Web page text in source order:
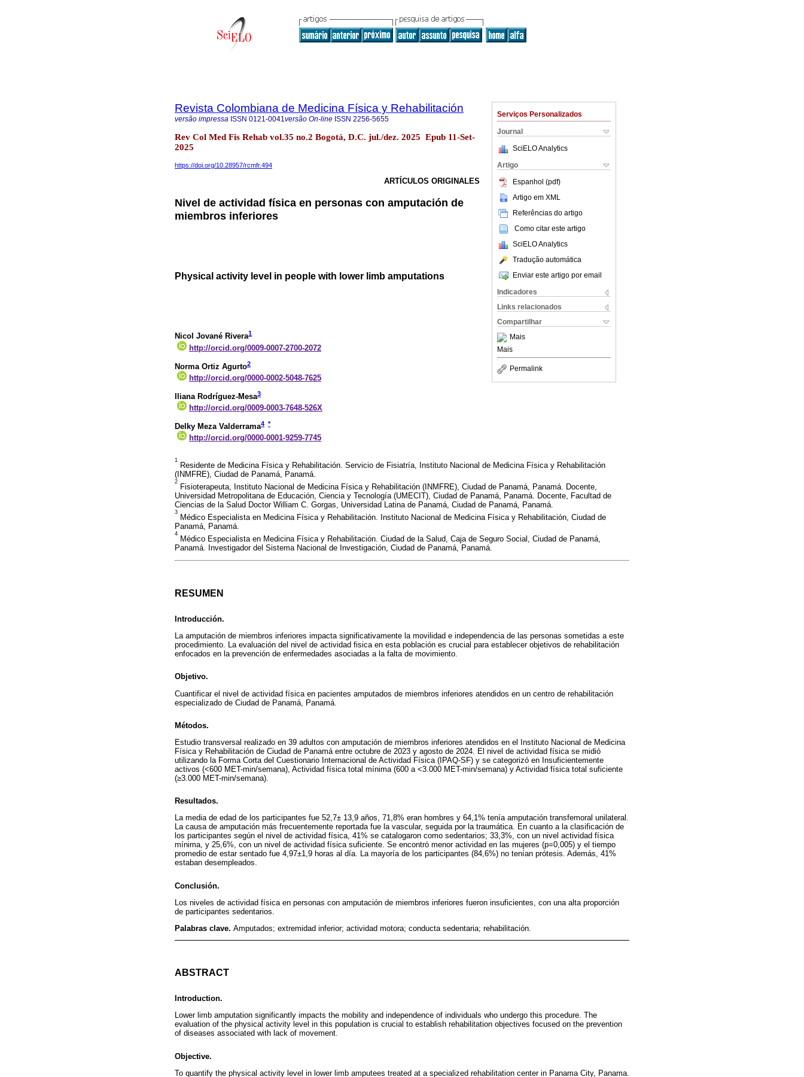
Serviços Personalizados
Journal
SciELO Analytics
Artigo
Espanhol (pdf)
Artigo em XML
Referências do artigo
Como citar este artigo
SciELO Analytics
Tradução automática
Enviar este artigo por email
Indicadores
Links relacionados
Compartilhar
Mais
Mais
Permalink
Revista Colombiana de Medicina Física y Rehabilitación
versão impressa ISSN 0121-0041versão On-line ISSN 2256-5655
Rev Col Med Fis Rehab vol.35 no.2 Bogotá, D.C. jul./dez. 2025 Epub 11-Set-
2025
https://doi.org/10.28957/rcmfr.494
ARTÍCULOS ORIGINALES
Nivel de actividad física en personas con amputación de
miembros inferiores
Physical activity level in people with lower limb amputations
Nicol Jované Rivera1
http://orcid.org/0009-0007-2700-2072
Norma Ortiz Agurto2
http://orcid.org/0000-0002-5048-7625
Iliana Rodríguez-Mesa3
http://orcid.org/0009-0003-7648-526X
Delky Meza Valderrama4 *
http://orcid.org/0000-0001-9259-7745
1
Residente de Medicina Física y Rehabilitación. Servicio de Fisiatría, Instituto Nacional de Medicina Física y Rehabilitación
(INMFRE), Ciudad de Panamá, Panamá.
2
Fisioterapeuta, Instituto Nacional de Medicina Física y Rehabilitación (INMFRE), Ciudad de Panamá, Panamá. Docente,
Universidad Metropolitana de Educación, Ciencia y Tecnología (UMECIT), Ciudad de Panamá, Panamá. Docente, Facultad de
Ciencias de la Salud Doctor William C. Gorgas, Universidad Latina de Panamá, Ciudad de Panamá, Panamá.
3
Médico Especialista en Medicina Física y Rehabilitación. Instituto Nacional de Medicina Física y Rehabilitación, Ciudad de
Panamá, Panamá.
4
Médico Especialista en Medicina Física y Rehabilitación. Ciudad de la Salud, Caja de Seguro Social, Ciudad de Panamá,
Panamá. Investigador del Sistema Nacional de Investigación, Ciudad de Panamá, Panamá.
RESUMEN
Introducción.
La amputación de miembros inferiores impacta significativamente la movilidad e independencia de las personas sometidas a este
procedimiento. La evaluación del nivel de actividad fisica en esta población es crucial para establecer objetivos de rehabilitación
enfocados en la prevención de enfermedades asociadas a la falta de movimiento.
Objetivo.
Cuantificar el nivel de actividad física en pacientes amputados de miembros inferiores atendidos en un centro de rehabilitación
especializado de Ciudad de Panamá, Panamá.
Métodos.
Estudio transversal realizado en 39 adultos con amputación de miembros inferiores atendidos en el Instituto Nacional de Medicina
Física y Rehabilitación de Ciudad de Panamá entre octubre de 2023 y agosto de 2024. El nivel de actividad física se midió
utilizando la Forma Corta del Cuestionario Internacional de Actividad Física (IPAQ-SF) y se categorizó en Insuficientemente
activos (<600 MET-min/semana), Actividad física total mínima (600 a <3.000 MET-min/semana) y Actividad física total suficiente
(≥3.000 MET-min/semana).
Resultados.
La media de edad de los participantes fue 52,7± 13,9 años, 71,8% eran hombres y 64,1% tenía amputación transfemoral unilateral.
La causa de amputación más frecuentemente reportada fue la vascular, seguida por la traumática. En cuanto a la clasificación de
los participantes según el nivel de actividad física, 41% se catalogaron como sedentarios; 33,3%, con un nivel actividad física
mínima, y 25,6%, con un nivel de actividad física suficiente. Se encontró menor actividad en las mujeres (p=0,005) y el tiempo
promedio de estar sentado fue 4,97±1,9 horas al día. La mayoría de los participantes (84,6%) no tenían prótesis. Además, 41%
estaban desempleados.
Conclusión.
Los niveles de actividad física en personas con amputación de miembros inferiores fueron insuficientes, con una alta proporción
de participantes sedentarios.
Palabras clave. Amputados; extremidad inferior; actividad motora; conducta sedentaria; rehabilitación.
ABSTRACT
Introduction.
Lower limb amputation significantly impacts the mobility and independence of individuals who undergo this procedure. The
evaluation of the physical activity level in this population is crucial to establish rehabilitation objectives focused on the prevention
of diseases associated with lack of movement.
Objective.
To quantify the physical activity level in lower limb amputees treated at a specialized rehabilitation center in Panama City, Panama.